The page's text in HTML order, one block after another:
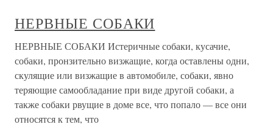
НЕРВНЫЕ СОБАКИ
НЕРВНЫЕ СОБАКИ Истеричные собаки, кусачие,
собаки, пронзительно визжащие, когда оставлены одни,
скулящие или визжащие в автомобиле, собаки, явно
теряющие самообладание при виде другой собаки, а
также собаки рвущие в доме все, что попало — все они
относятся к тем, что